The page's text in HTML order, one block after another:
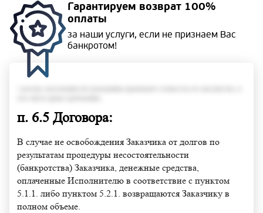
Гарантируем возврат 100%
оплаты
за наши услуги, если не признаем Вас
банкротом!
п. 6.5 Договора:
В случае не освобождения Заказчика от долгов по
результатам процедуры несостоятельности
(банкротства) Заказчика, денежные средства,
оплаченные Исполнителю в соответствие с пунктом
5.1.1. либо пунктом 5.2.1. возвращаются Заказчику в
полном объеме.